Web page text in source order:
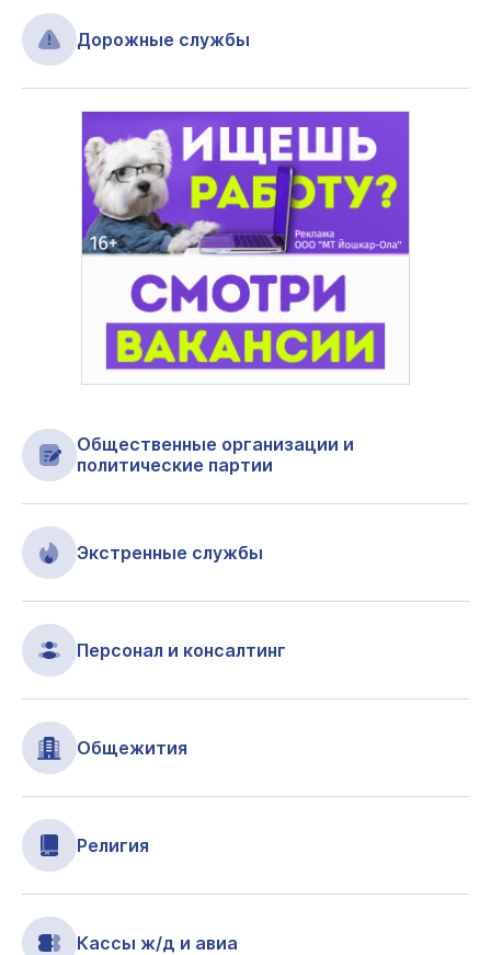
Дорожные службы
Общественные организации и
политические партии
Экстренные службы
Персонал и консалтинг
Общежития
Религия
Кассы ж/д и авиа